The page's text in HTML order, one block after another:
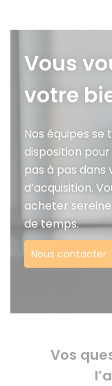
Vous
votre
Nos équipes
disposition
pas à pas
d’acquisition.
acheter
de temps.
Nous contacter
Vos